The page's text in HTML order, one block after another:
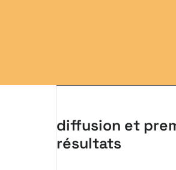
diffusion et
résultats